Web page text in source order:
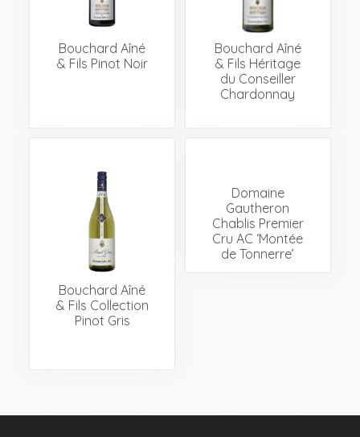
Bouchard Aîné
& Fils Pinot Noir
Bouchard Aîné
& Fils Héritage
du Conseiller
Chardonnay
Bouchard Aîné
& Fils Collection
Pinot Gris
Domaine
Gautheron
Chablis Premier
Cru AC ‘Montée
de Tonnerre’